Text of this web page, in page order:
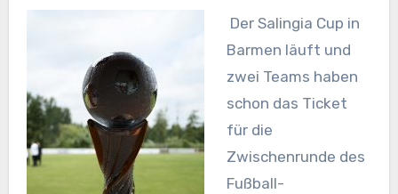
Der Salingia Cup in
Barmen läuft und
zwei Teams haben
schon das Ticket
für die
Zwischenrunde des
Fußball-